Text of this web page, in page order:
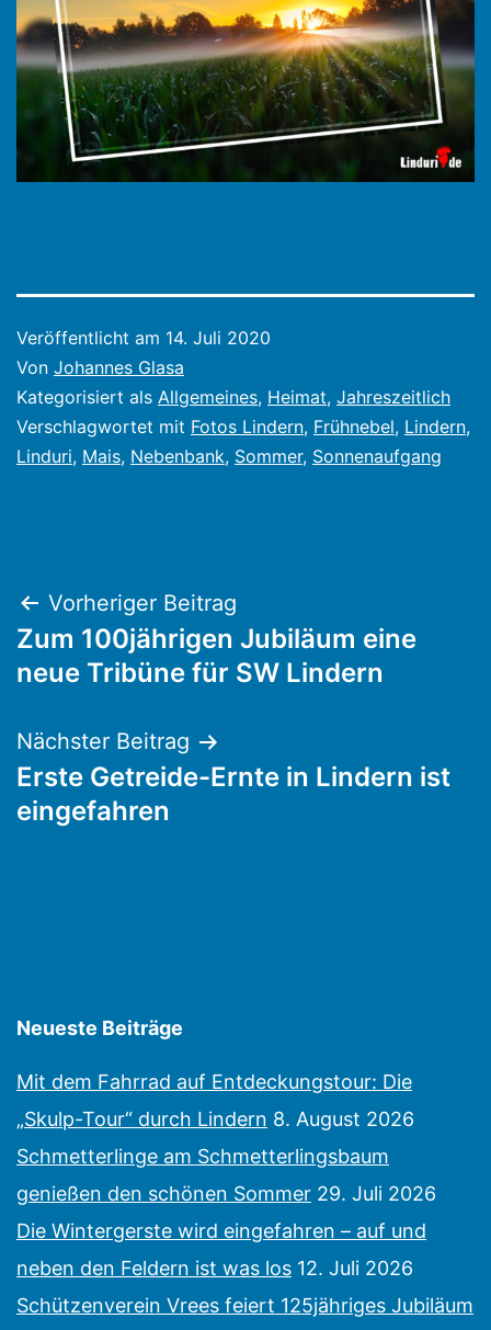
Veröffentlicht am 14. Juli 2020
Von Johannes Glasa
Kategorisiert als Allgemeines, Heimat, Jahreszeitlich
Verschlagwortet mit Fotos Lindern, Frühnebel, Lindern,
Linduri, Mais, Nebenbank, Sommer, Sonnenaufgang
Beitragsnavigation
Vorheriger Beitrag
Zum 100jährigen Jubiläum eine
neue Tribüne für SW Lindern
Nächster Beitrag
Erste Getreide-Ernte in Lindern ist
eingefahren
Neueste Beiträge
Mit dem Fahrrad auf Entdeckungstour: Die
„Skulp-Tour“ durch Lindern 8. August 2026
Schmetterlinge am Schmetterlingsbaum
genießen den schönen Sommer 29. Juli 2026
Die Wintergerste wird eingefahren – auf und
neben den Feldern ist was los 12. Juli 2026
Schützenverein Vrees feiert 125jähriges Jubiläum